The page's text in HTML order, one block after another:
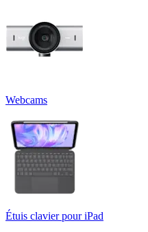
Webcams
Étuis clavier pour iPad